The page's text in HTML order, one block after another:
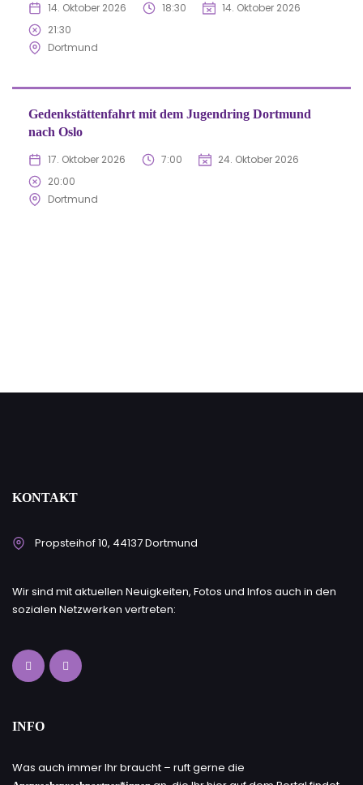
14. Oktober 2026
18:30
14. Oktober 2026
21:30
Dortmund
Gedenkstättenfahrt mit dem Jugendring Dortmund
nach Oslo
17. Oktober 2026
7:00
24. Oktober 2026
20:00
Dortmund
KONTAKT
Propsteihof 10, 44137 Dortmund
Wir sind mit aktuellen Neuigkeiten, Fotos und Infos auch in den
sozialen Netzwerken vertreten:
INFO
Was auch immer Ihr braucht – ruft gerne die